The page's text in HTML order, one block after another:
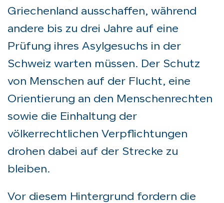
Griechenland ausschaffen, während
andere bis zu drei Jahre auf eine
Prüfung ihres Asylgesuchs in der
Schweiz warten müssen. Der Schutz
von Menschen auf der Flucht, eine
Orientierung an den Menschenrechten
sowie die Einhaltung der
völkerrechtlichen Verpflichtungen
drohen dabei auf der Strecke zu
bleiben.
Vor diesem Hintergrund fordern die